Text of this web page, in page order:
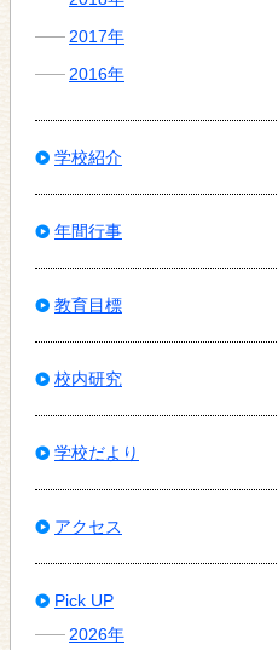
2017年
2016年
学校紹介
年間行事
教育目標
校内研究
学校だより
アクセス
Pick UP
2026年